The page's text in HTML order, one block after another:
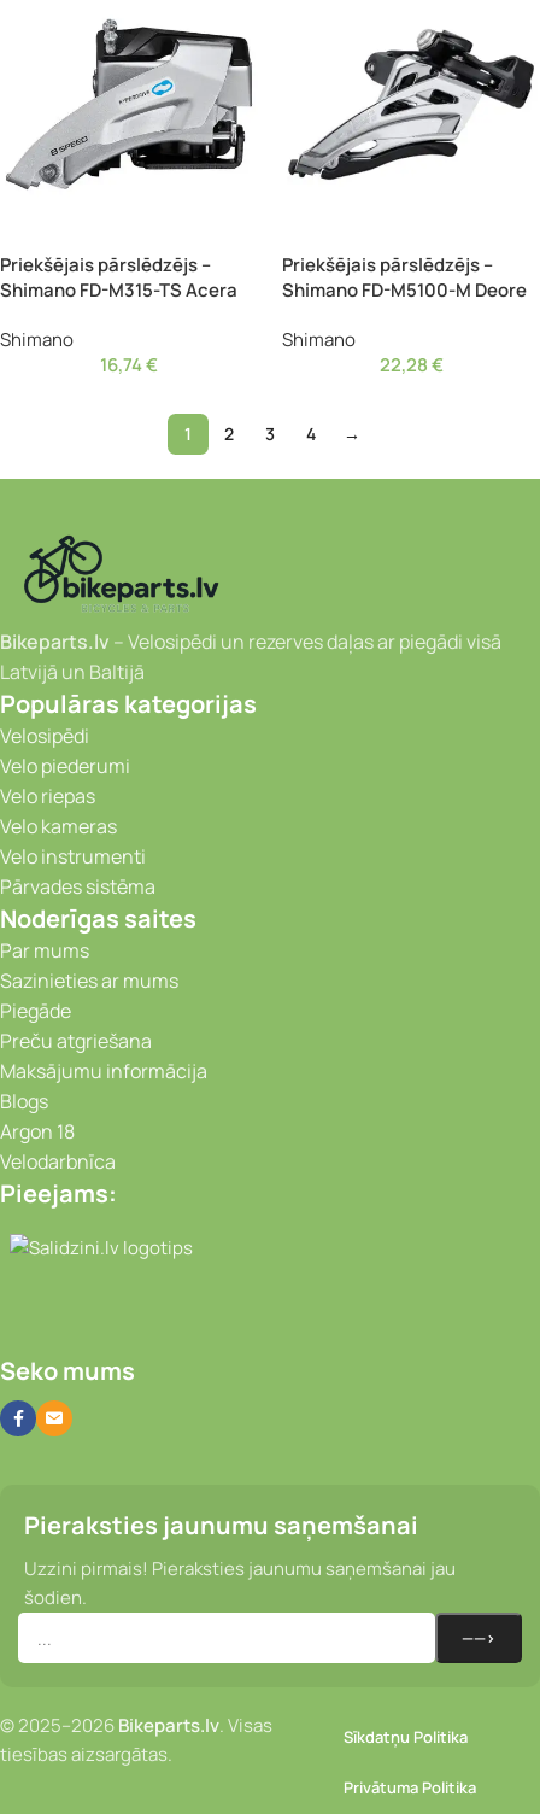
Priekšējais pārslēdzējs –
Shimano FD-M315-TS Acera
Shimano
16,74€
Priekšējais pārslēdzējs –
Shimano FD-M5100-M Deore
Shimano
22,28€
1 2 3 4 →
Bikeparts.lv – Velosipēdi un rezerves daļas ar piegādi visā
Latvijā un Baltijā
Populāras kategorijas
Velosipēdi
Velo piederumi
Velo riepas
Velo kameras
Velo instrumenti
Pārvades sistēma
Noderīgas saites
Par mums
Sazinieties ar mums
Piegāde
Preču atgriešana
Maksājumu informācija
Blogs
Argon 18
Velodarbnīca
Pieejams:
Video novērošanas kameras, Portatīvie
Seko mums
Pieraksties jaunumu saņemšanai
Uzzini pirmais! Pieraksties jaunumu saņemšanai jau
šodien.
© 2025–2026Bikeparts.lv. Visas
tiesības aizsargātas.
Sīkdatņu Politika
Privātuma Politika